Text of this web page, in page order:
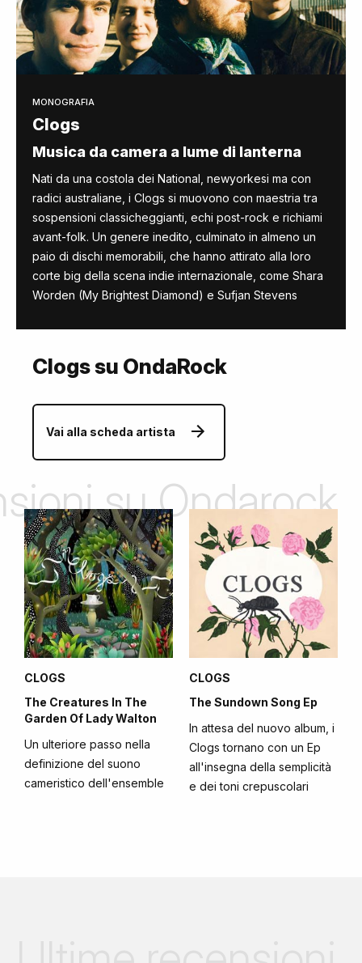
MONOGRAFIA
Clogs
Musica da camera a lume di lanterna
Nati da una costola dei National, newyorkesi ma con
radici australiane, i Clogs si muovono con maestria tra
sospensioni classicheggianti, echi post-rock e richiami
avant-folk. Un genere inedito, culminato in almeno un
paio di dischi memorabili, che hanno attirato alla loro
corte big della scena indie internazionale, come Shara
Worden (My Brightest Diamond) e Sufjan Stevens
Clogs su OndaRock
Vai alla scheda artista
su Ondarock
CLOGS
The Creatures In The
Garden Of Lady Walton
Un ulteriore passo nella
definizione del suono
cameristico dell'ensemble
CLOGS
The Sundown Song Ep
In attesa del nuovo album, i
Clogs tornano con un Ep
all'insegna della semplicità
e dei toni crepuscolari